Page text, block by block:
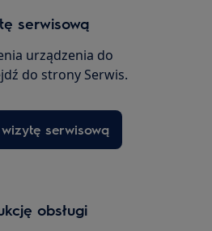
serwisową
urządzenia do
do strony Serwis.
serwisową
obsługi